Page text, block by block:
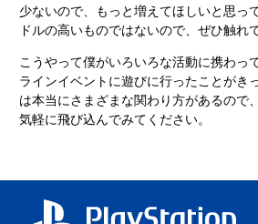
少ないので、もっと増えてほしいと思っ
ドルの高いものではないので、ぜひ触れ
こうやって僕がいろいろな活動に携わっ
ラインイベントに遊びに行ったことがき
は本当にさまざまな関わり方があるので
気軽に飛び込んでみてください。